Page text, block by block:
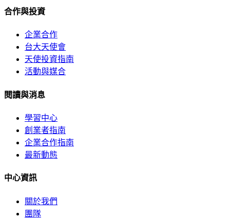
合作與投資
企業合作
台大天使會
天使投資指南
活動與媒合
閱讀與消息
學習中心
創業者指南
企業合作指南
最新動態
中心資訊
關於我們
團隊